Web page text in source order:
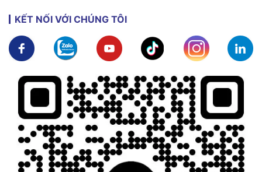
KẾT NỐI VỚI CHÚNG TÔI
Xem chi tiết Xem chi tiếtXem chi tiết Xem chi tiết Xem chi tiết